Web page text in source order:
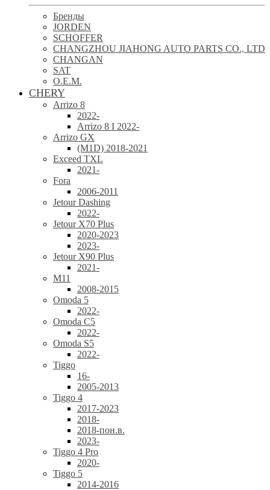
Бренды
JORDEN
SCHOFFER
CHANGZHOU JIAHONG AUTO PARTS CO., LTD
CHANGAN
SAT
O.E.M.
CHERY
Arrizo 8
2022-
Arrizo 8 I 2022-
Arrizo GX
(M1D) 2018-2021
Exceed TXL
2021-
Fora
2006-2011
Jetour Dashing
2022-
Jetour X70 Plus
2020-2023
2023-
Jetour X90 Plus
2021-
M11
2008-2015
Omoda 5
2022-
Omoda C5
2022-
Omoda S5
2022-
Tiggo
16-
2005-2013
Tiggo 4
2017-2023
2018-
2018-пон.в.
2023-
Tiggo 4 Pro
2020-
Tiggo 5
2014-2016